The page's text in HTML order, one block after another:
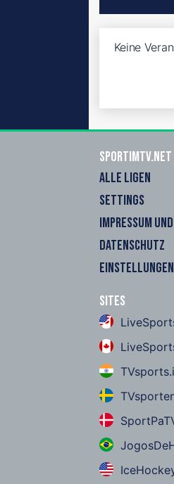
Keine
sportimtv.net
ALLE LIGEN
SETTINGS
IMPRESSUM
DATENSCHUTZ
EINSTELLUNGEN
Sites